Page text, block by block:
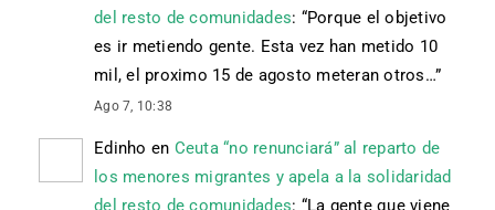
del resto de comunidades: “Porque el objetivo
es ir metiendo gente. Esta vez han metido 10
mil, el proximo 15 de agosto meteran otros…”
Ago 7, 10:38
Edinho en Ceuta “no renunciará” al reparto de
los menores migrantes y apela a la solidaridad
del resto de comunidades: “La gente que viene